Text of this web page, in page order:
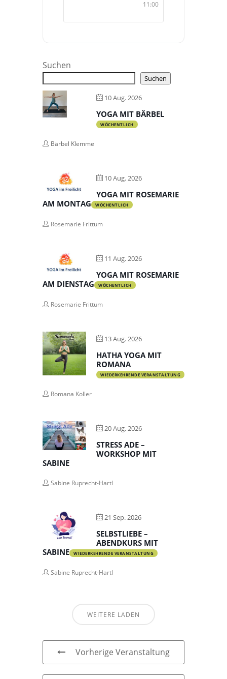
11:00
Suchen
Suchen
10 Aug. 2026
YOGA MIT BÄRBEL
WÖCHENTLICH
Bärbel Klemme
10 Aug. 2026
YOGA MIT ROSEMARIE
AM MONTAG
WÖCHENTLICH
Rosemarie Frittum
11 Aug. 2026
YOGA MIT ROSEMARIE
AM DIENSTAG
WÖCHENTLICH
Rosemarie Frittum
13 Aug. 2026
HATHA YOGA MIT
ROMANA
WIEDERKEHRENDE VERANSTALTUNG
Romana Koller
20 Aug. 2026
STRESS ADE –
WORKSHOP MIT
SABINE
Sabine Ruprecht-Hartl
21 Sep. 2026
SELBSTLIEBE –
ABENDKURS MIT
SABINE
WIEDERKEHRENDE VERANSTALTUNG
Sabine Ruprecht-Hartl
WEITERE LADEN
Vorherige Veranstaltung